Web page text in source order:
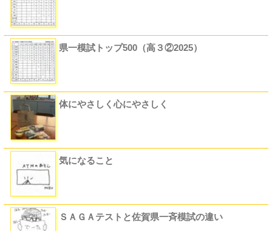
県一模試トップ500（高３②2025）
体にやさしく心にやさしく
気になること
ＳＡＧＡテストと佐賀県一斉模試の違い